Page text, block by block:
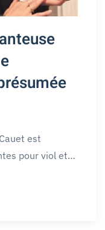
est
pour viol et…